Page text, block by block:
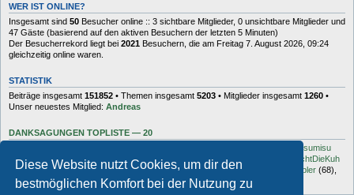
Diese Website nutzt Cookies, um dir den
bestmöglichen Komfort bei der Nutzung zu
WER IST ONLINE?
Insgesamt sind 50 Besucher online :: 3 sichtbare Mitglieder, 0 unsichtbare Mitglieder und
47 Gäste (basierend auf den aktiven Besuchern der letzten 5 Minuten)
Der Besucherrekord liegt bei 2021 Besuchern, die am Freitag 7. August 2026, 09:24
gleichzeitig online waren.
STATISTIK
Beiträge insgesamt 151852 • Themen insgesamt 5203 • Mitglieder insgesamt 1260 •
Unser neuestes Mitglied: Andreas
DANKSAGUNGEN TOPLISTE — 20
sumisu
(125),
Elton (125), Charles_Robotnik (124), markus.whatever
MuhMachtDieKuh
(94),Pommes(91),rulaman(80),Hooge(77),Öröc(71),zokker000 vfbler (68),
Janaldo(65),unkow(65),häxe(56),DocBrown(56)